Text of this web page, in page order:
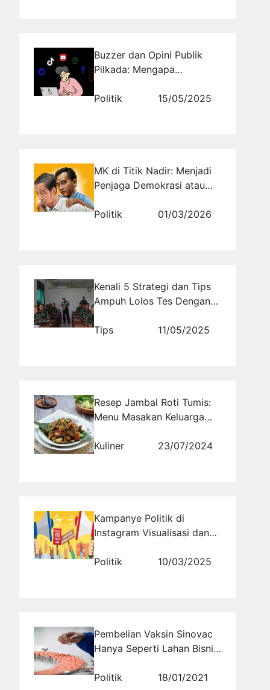
Buzzer dan Opini Publik
Pilkada: Mengapa
Analisis Terpercaya
Politik 15/05/2025
MK di Titik Nadir: Menjadi
Penjaga Demokrasi atau
Jokowi?
Politik 01/03/2026
Kenali 5 Strategi dan Tips
Ampuh Lolos Tes Dengan
Dasar untuk Calon Prajurit
Tips 11/05/2025
Resep Jambal Roti Tumis:
Menu Masakan Keluarga
Istimewa Enak dengan
Kuliner 23/07/2024
Kampanye Politik di
Instagram Visualisasi dan
Pemilih Muda
Politik 10/03/2025
Pembelian Vaksin Sinovac
Hanya Seperti Lahan Bisnis
Politik
18/01/2021